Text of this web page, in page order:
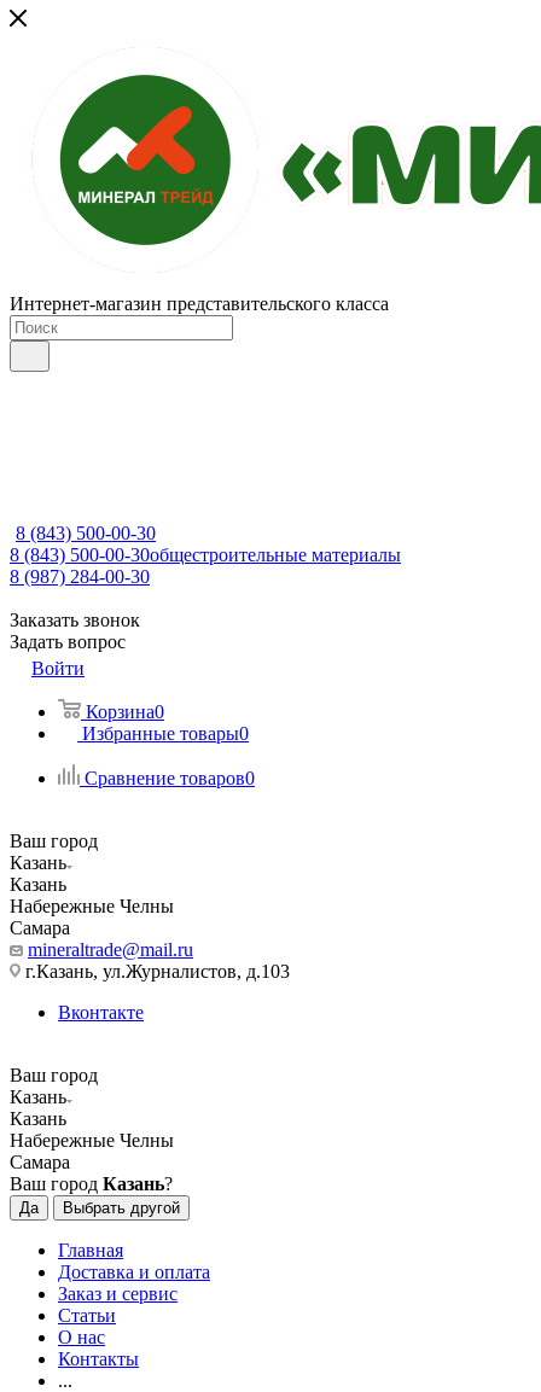
Интернет-магазин представительского класса
8 (843) 500-00-30
8 (843) 500-00-30общестроительные материалы
8 (987) 284-00-30
Заказать звонок
Задать вопрос
Войти
Корзина0
Избранные товары0
Сравнение товаров0
Ваш город
Казань
Казань
Набережные Челны
Самара
mineraltrade@mail.ru
г.Казань, ул.Журналистов, д.103
Вконтакте
Ваш город
Казань
Казань
Набережные Челны
Самара
Ваш город Казань?
Да Выбрать другой
Главная
Доставка и оплата
Заказ и сервис
Статьи
О нас
Контакты
...